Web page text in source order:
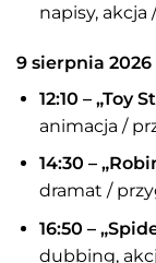
napisy, akcja
9 sierpnia
12:10 – „Toy
animacja /
14:30 –
dramat /
16:50 –
dubbing,